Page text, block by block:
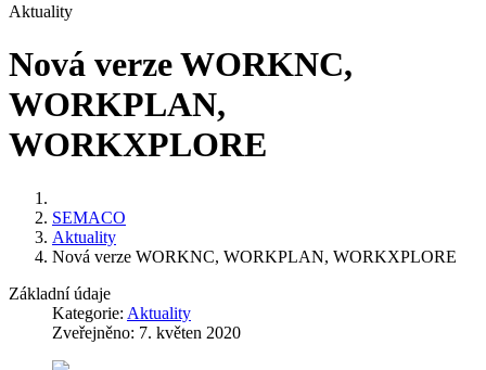
Aktuality
Nová verze WORKNC,
WORKPLAN,
WORKXPLORE
SEMACO
Aktuality
Nová verze WORKNC, WORKPLAN, WORKXPLORE
Základní údaje
Kategorie: Aktuality
Zveřejněno: 7. květen 2020